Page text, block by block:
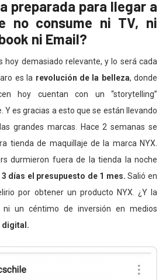
preparada para llegar a
no consume ni TV, ni
ni Email?
hoy demasiado relevante, y lo será cada
es la revolución de la belleza, donde
hoy cuentan con un “storytelling”
Y es gracias a esto que se están llevando
grandes marcas. Hace 2 semanas se
tienda de maquillaje de la marca NYX.
durmieron fuera de la tienda la noche
días el presupuesto de 1 mes. Salió en
por obtener un producto NYX. ¿Y la
un céntimo de inversión en medios
digital.